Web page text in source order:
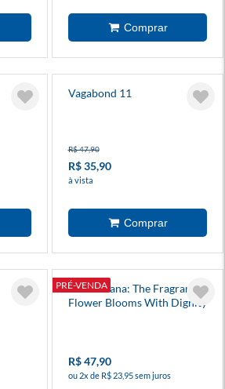
Vagabond 11
R$ 47,90
R$ 35,90
à vista
PRÉ-VENDA
Kaoru Hana: The Fragrant
Flower Blooms With Dignity
R$ 47,90
ou 2x de R$ 23,95 sem juros